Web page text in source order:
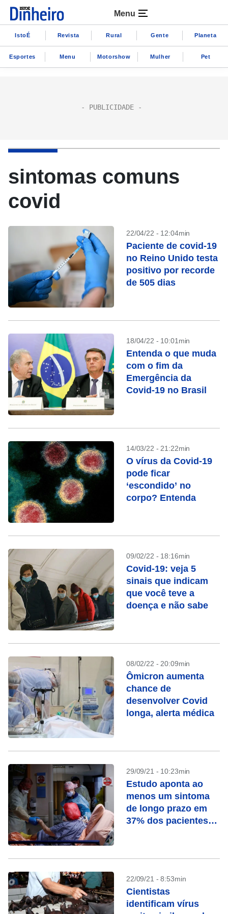
Menu
IstoÉ Revista Rural Gente Planeta
Esportes Menu Motorshow Mulher Pet
sintomas comuns
covid
22/04/22 - 12:04min
Paciente de covid-19
no Reino Unido testa
positivo por recorde
de 505 dias
18/04/22 - 10:01min
Entenda o que muda
com o fim da
Emergência da
Covid-19 no Brasil
14/03/22 - 21:22min
O vírus da Covid-19
pode ficar
‘escondido’ no
corpo? Entenda
09/02/22 - 18:16min
Covid-19: veja 5
sinais que indicam
que você teve a
doença e não sabe
08/02/22 - 20:09min
Ômicron aumenta
chance de
desenvolver Covid
longa, alerta médica
29/09/21 - 10:23min
Estudo aponta ao
menos um sintoma
de longo prazo em
37% dos pacientes
22/09/21 - 8:53min
Cientistas
identificam vírus